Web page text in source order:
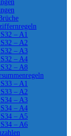
– A1
– A2
– A3
– A4
– A8
– A1
– A2
– A3
– A4
– A5
– A6